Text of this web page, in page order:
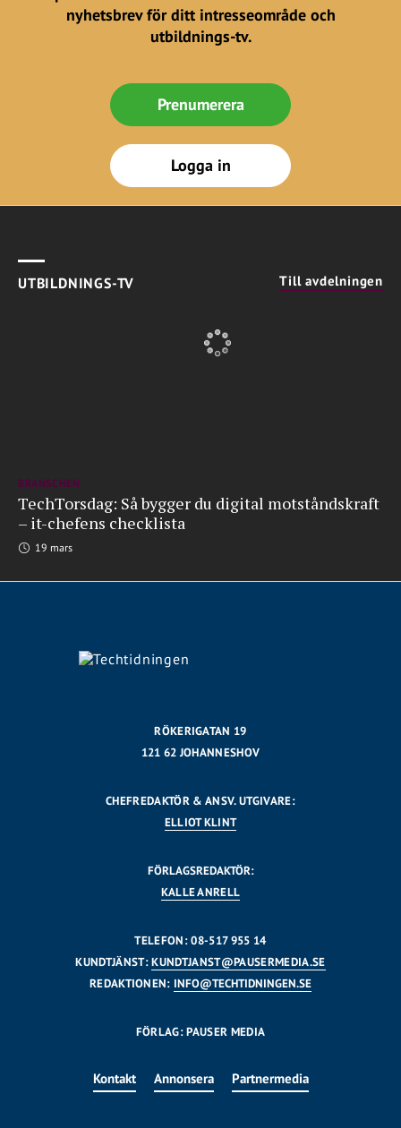
nyhetsbrev för ditt intresseområde och
utbildnings-tv.
Prenumerera
Logga in
UTBILDNINGS-TV Till avdelningen
BRANSCHEN
TechTorsdag: Så bygger du digital motståndskraft
– it-chefens checklista
19 mars
RÖKERIGATAN 19
121 62 JOHANNESHOV
CHEFREDAKTÖR & ANSV. UTGIVARE:
ELLIOT KLINT
FÖRLAGSREDAKTÖR:
KALLE ANRELL
TELEFON: 08-517 955 14
KUNDTJÄNST:KUNDTJANST@PAUSERMEDIA.SE
REDAKTIONEN: INFO@TECHTIDNINGEN.SE
FÖRLAG: PAUSER MEDIA
Kontakt Annonsera Partnermedia